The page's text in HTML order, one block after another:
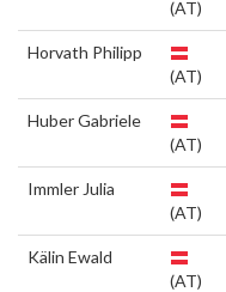
(AT)
Horvath Philipp
(AT)
Huber Gabriele
(AT)
Immler Julia
(AT)
Kälin Ewald
(AT)